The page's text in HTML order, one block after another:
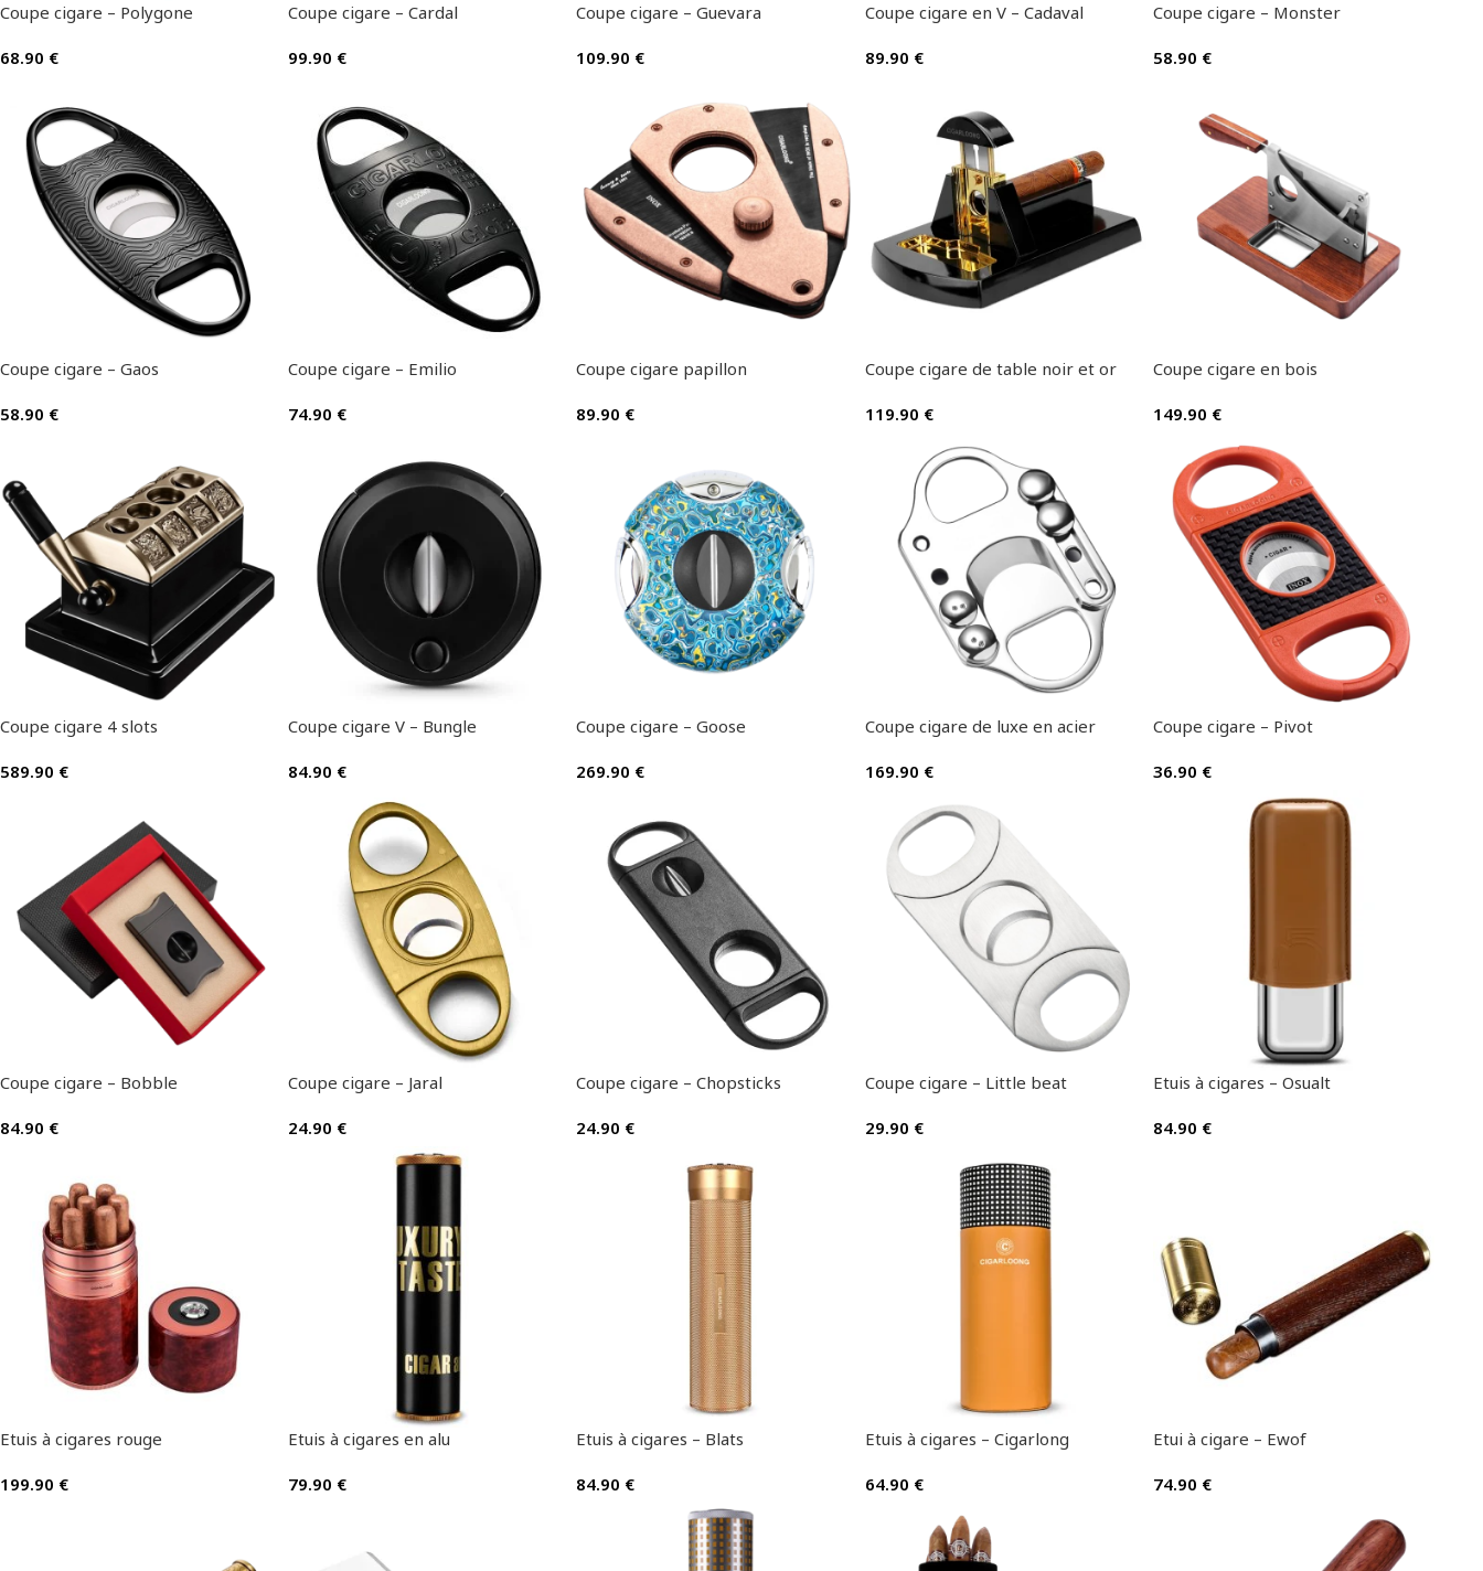
Coupe cigare – Polygone
68.90 €
Coupe cigare – Cardal
99.90 €
Coupe cigare – Guevara
109.90 €
Coupe cigare en V – Cadaval
89.90 €
Coupe cigare – Monster
58.90 €
Coupe cigare – Gaos
58.90 €
Coupe cigare – Emilio
74.90 €
Coupe cigare papillon
89.90 €
Coupe cigare de table noir et or
119.90 €
Coupe cigare en bois
149.90 €
Coupe cigare 4 slots
589.90 €
Coupe cigare V – Bungle
84.90 €
Coupe cigare – Goose
269.90 €
Coupe cigare de luxe en acier
169.90 €
Coupe cigare – Pivot
36.90 €
Coupe cigare – Bobble
84.90 €
Coupe cigare – Jaral
24.90 €
Coupe cigare – Chopsticks
24.90 €
Coupe cigare – Little beat
29.90 €
Etuis à cigares – Osualt
84.90 €
Etuis à cigares rouge
199.90 €
Etuis à cigares en alu
79.90 €
Etuis à cigares – Blats
84.90 €
Etuis à cigares – Cigarlong
64.90 €
Etui à cigare – Ewof
74.90 €